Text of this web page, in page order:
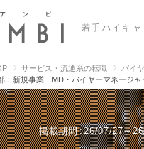
若手ハイキ
サービス・流通系の転職
バイ
：新規事業 MD・バイヤーマネージャ
掲載期間 26/07/27～